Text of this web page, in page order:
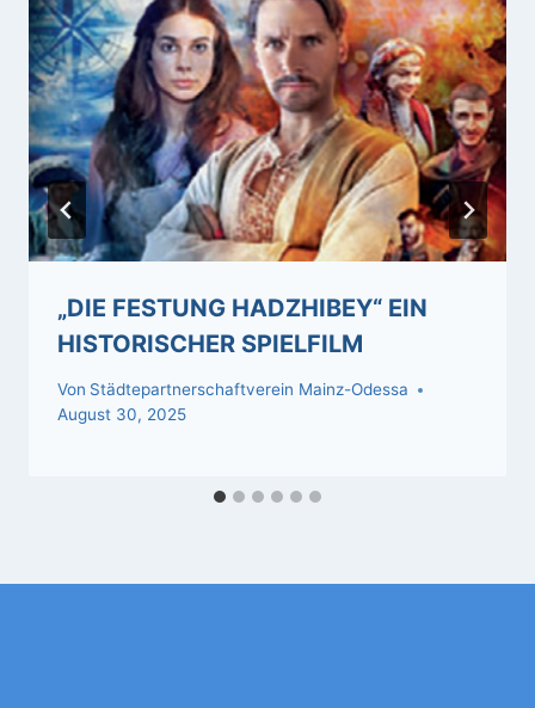
„DIE FESTUNG HADZHIBEY“ EIN
HISTORISCHER SPIELFILM
Von Städtepartnerschaftverein Mainz-Odessa
August 30, 2025